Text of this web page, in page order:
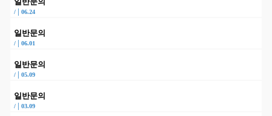
/ 06.24
일반문의
/ 06.01
일반문의
/ 05.09
일반문의
/ 03.09